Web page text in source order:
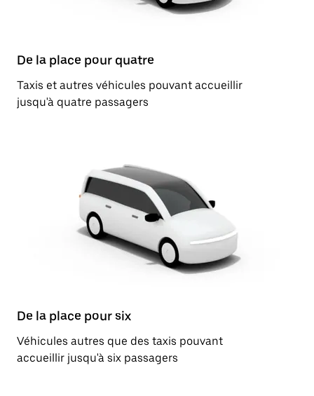
De la place pour quatre
Taxis et autres véhicules pouvant accueillir
jusqu'à quatre passagers
De la place pour six
Véhicules autres que des taxis pouvant
accueillir jusqu'à six passagers